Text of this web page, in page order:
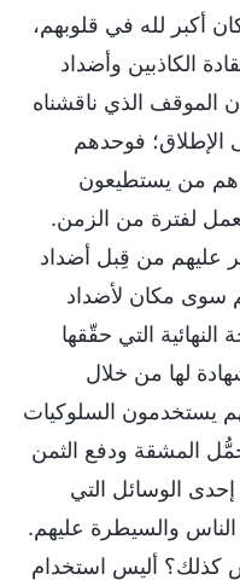
أكبر لله في قلوبهم،
الكاذبين وأضداد
الموقف الذي ناقشناه
فوحدهم
هم من يستطيعون
لفترة من الزمن.
عليهم من قِبل أضداد
سوى مكان لأضداد
التي حقّقها
لها من خلال
يستخدمون السلوكيات
المشقة ودفع الثمن
الوسائل التي
والسيطرة عليهم.
كذلك؟ أليس استخدام